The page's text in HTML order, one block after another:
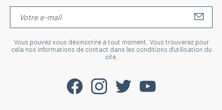
Vous pouvez vous désinscrire à tout moment. Vous trouverez pour
cela nos informations de contact dans les conditions d'utilisation du
site.